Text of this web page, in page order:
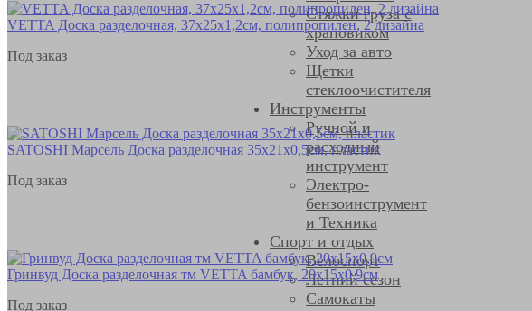
Стяжки груза с
храповиком
Уход за авто
Щетки
стеклоочистителя
Инструменты
Ручной и
расходный
инструмент
Электро-
бензоинструмент
и Техника
Спорт и отдых
Велоспорт
Летний сезон
Самокаты
VETTA Доска разделочная, 37x25х1,2см, полипропилен, 2 дизайна
Под заказ
SATOSHI Марсель Доска разделочная 35х21х0,5см, пластик
Под заказ
Гринвуд Доска разделочная тм VETTA бамбук, 20х15х0,9см
Под заказ